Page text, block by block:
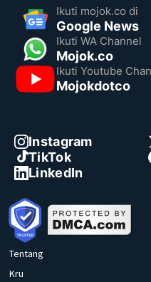
Ikuti mojok.co di
Google News
Ikuti WA Channel
Mojok.co
Ikuti Youtube
Mojokdotco
Instagram
TikTok
LinkedIn
Tentang
Kru